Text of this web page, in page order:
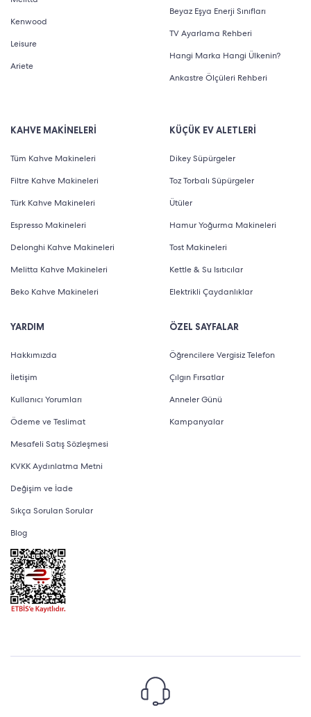
Kenwood
Leisure
Ariete
Beyaz Eşya Enerji Sınıfları
TV Ayarlama Rehberi
Hangi Marka Hangi Ülkenin?
Ankastre Ölçüleri Rehberi
KAHVE MAKİNELERİ
Tüm Kahve Makineleri
Filtre Kahve Makineleri
Türk Kahve Makineleri
Espresso Makineleri
Delonghi Kahve Makineleri
Melitta Kahve Makineleri
Beko Kahve Makineleri
YARDIM
Hakkımızda
İletişim
Kullanıcı Yorumları
Ödeme ve Teslimat
Mesafeli Satış Sözleşmesi
KVKK Aydınlatma Metni
Değişim ve İade
Sıkça Sorulan Sorular
Blog
KÜÇÜK EV ALETLERİ
Dikey Süpürgeler
Toz Torbalı Süpürgeler
Ütüler
Hamur Yoğurma Makineleri
Tost Makineleri
Kettle & Su Isıtıcılar
Elektrikli Çaydanlıklar
ÖZEL SAYFALAR
Öğrencilere Vergisiz Telefon
Çılgın Fırsatlar
Anneler Günü
Kampanyalar